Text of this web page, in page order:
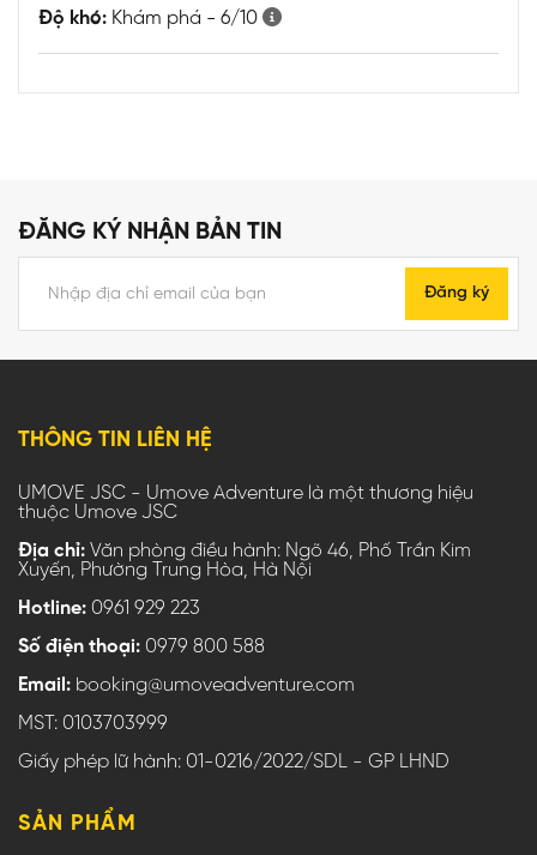
Độ khó: Khám phá - 6/10
ĐĂNG KÝ NHẬN BẢN TIN
Đăng ký
THÔNG TIN LIÊN HỆ
UMOVE JSC - Umove Adventure là một thương hiệu
thuộc Umove JSC
Địa chỉ: Văn phòng điều hành: Ngõ 46, Phố Trần Kim
Xuyến, Phường Trung Hòa, Hà Nội
Hotline: 0961 929 223
Số điện thoại: 0979 800 588
Email: booking@umoveadventure.com
MST: 0103703999
Giấy phép lữ hành: 01-0216/2022/SDL - GP LHND
SẢN PHẨM